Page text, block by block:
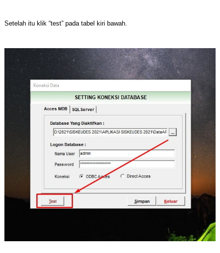
Setelah itu klik “test” pada tabel kiri bawah.